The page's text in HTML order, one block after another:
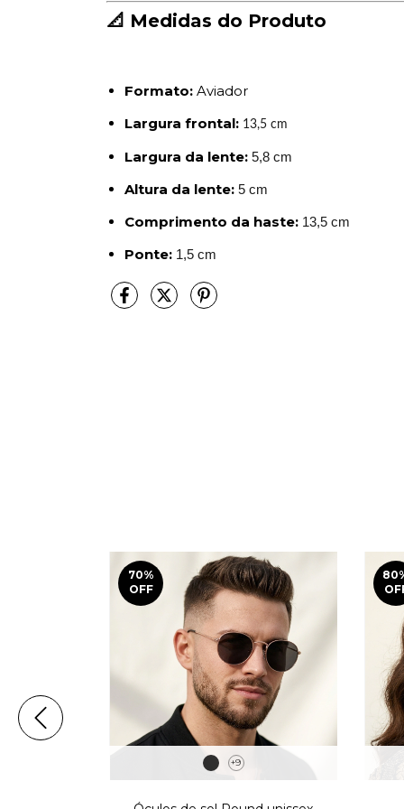
📐 Medidas do Produto
Formato: Aviador
Largura frontal: 13,5 cm
Largura da lente: 5,8 cm
Altura da lente: 5 cm
Comprimento da haste: 13,5 cm
Ponte: 1,5 cm
70%
OFF
+9
80